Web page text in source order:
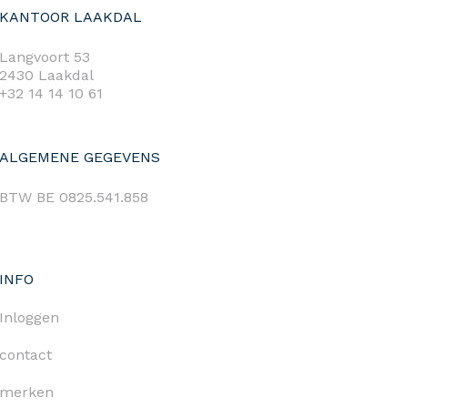
KANTOOR LAAKDAL
Langvoort 53
2430 Laakdal
+32 14 14 10 61
ALGEMENE GEGEVENS
BTW BE 0825.541.858
INFO
Inloggen
contact
merken